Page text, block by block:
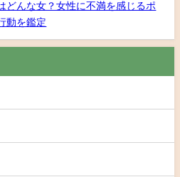
どんな女？女性に不満を感じるポ
動を鑑定